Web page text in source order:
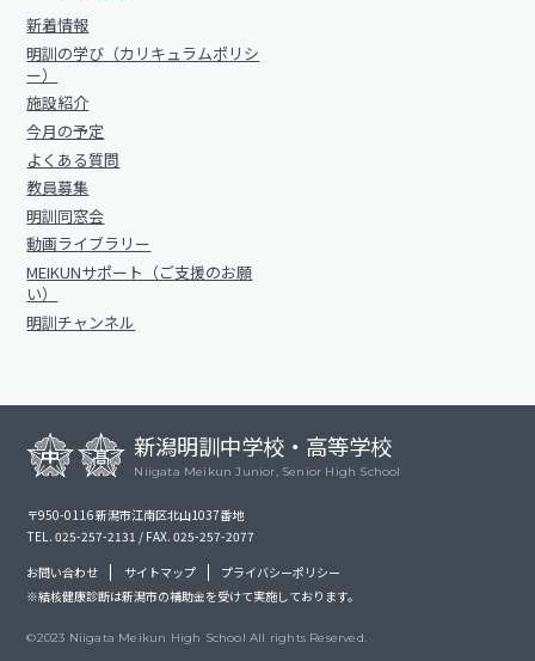
新着情報
明訓の学び（カリキュラムポリシ
ー）
施設紹介
今月の予定
よくある質問
教員募集
明訓同窓会
動画ライブラリー
MEIKUNサポート（ご支援のお願
い）
明訓チャンネル
新潟明訓中学校・高等学校
Niigata Meikun Junior, Senior High School
〒950-0116 新潟市江南区北山1037番地
TEL. 025-257-2131 / FAX. 025-257-2077
お問い合わせ サイトマップ
プライバシーポリシー
※結核健康診断は新潟市の補助金を受けて実施しております。
©2023 Niigata Meikun High School All rights Reserved.